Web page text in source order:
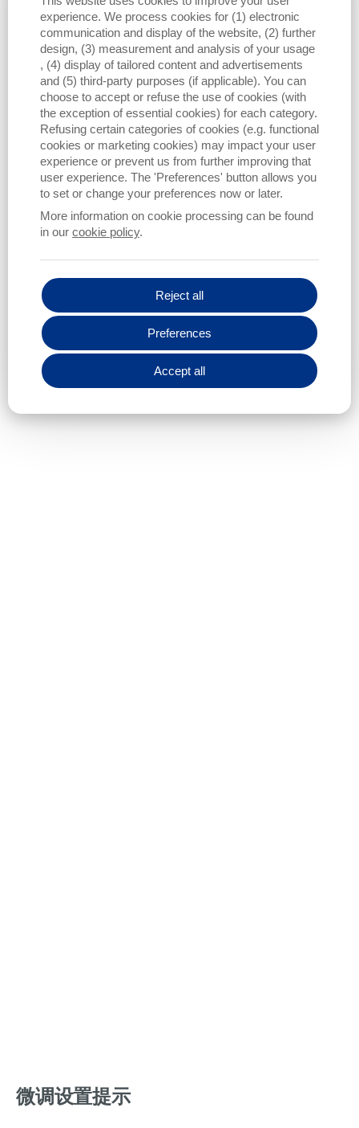
纱疵：
每组疵群都可以单独设置各自检测的纱疵数。(设置帮助详
见下文)
事件：
显示该矩阵区域的实际疵点数，该数值可以为用户找到最
佳的“纱疵”设置提供支持。
需要在矩阵上定义蓝色的疵群切纱曲线，疵群曲线越严
格，切纱数越多。
紫色——棉结疵群区域
红色——短疵群区域
绿色——长疵群区域
黄色——偏细疵群区域
微调设置提示
experience. We process cookies for (1) electronic
communication and display of the website, (2) further
design, (3) measurement and analysis of your usage
, (4) display of tailored content and advertisements
and (5) third-party purposes (if applicable). You can
choose to accept or refuse the use of cookies (with
the exception of essential cookies) for each category.
Refusing certain categories of cookies (e.g. functional
cookies or marketing cookies) may impact your user
experience or prevent us from further improving that
user experience. The 'Preferences' button allows you
to set or change your preferences now or later.
More information on cookie processing can be found
in our cookie policy.
Reject all
Preferences
Accept all